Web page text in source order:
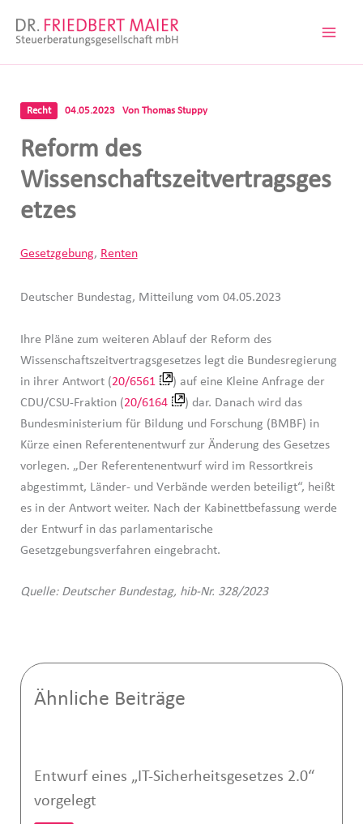
Inhalt
Recht 04.05.2023 Von Thomas Stuppy
Reform des
Wissenschaftszeitvertragsges
etzes
Gesetzgebung, Renten
Deutscher Bundestag, Mitteilung vom 04.05.2023
Ihre Pläne zum weiteren Ablauf der Reform des
Wissenschaftszeitvertragsgesetzes legt die Bundesregierung
in ihrer Antwort (20/6561
) auf eine Kleine Anfrage der
CDU/CSU-Fraktion (20/6164
) dar. Danach wird das
Bundesministerium für Bildung und Forschung (BMBF) in
Kürze einen Referentenentwurf zur Änderung des Gesetzes
vorlegen. „Der Referentenentwurf wird im Ressortkreis
abgestimmt, Länder- und Verbände werden beteiligt“, heißt
es in der Antwort weiter. Nach der Kabinettbefassung werde
der Entwurf in das parlamentarische
Gesetzgebungsverfahren eingebracht.
Quelle: Deutscher Bundestag, hib-Nr. 328/2023
Ähnliche Beiträge
Entwurf eines „IT-Sicherheitsgesetzes 2.0“
vorgelegt